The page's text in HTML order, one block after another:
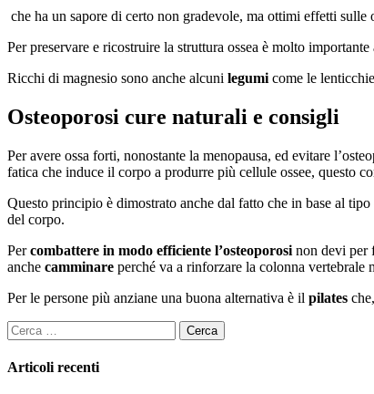
che ha un sapore di certo non gradevole, ma ottimi effetti sulle
Per preservare e ricostruire la struttura ossea è molto importante
Ricchi di magnesio sono anche alcuni legumi come le
Osteoporosi cure naturali e consigli
Per avere ossa forti, nonostante la menopausa, ed evitare
fatica che induce il corpo a produrre più cellule ossee, questo
Questo principio è dimostrato anche dal fatto che in base al
del corpo.
Percombattere in modo efficiente l’osteoporosi non devi per
anche camminare perché va a rinforzare la colonna vertebrale
Per le persone più anziane una buona alternativa è il pilates
Ricerca
per:
Articoli recenti